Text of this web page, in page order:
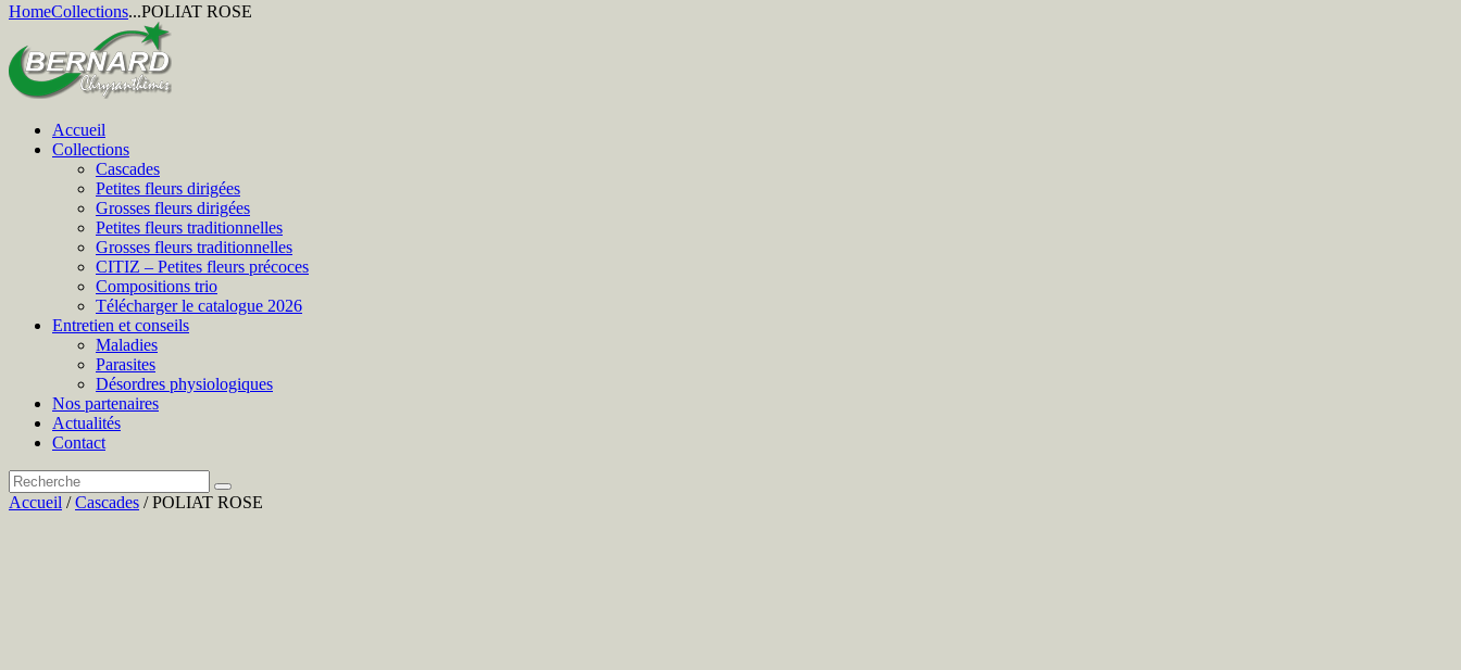
HomeCollections...POLIAT ROSE
Accueil
Collections
Cascades
Petites fleurs dirigées
Grosses fleurs dirigées
Petites fleurs traditionnelles
Grosses fleurs traditionnelles
CITIZ – Petites fleurs précoces
Compositions trio
Télécharger le catalogue 2026
Entretien et conseils
Maladies
Parasites
Désordres physiologiques
Nos partenaires
Actualités
Contact
Accueil /Cascades / POLIAT ROSE